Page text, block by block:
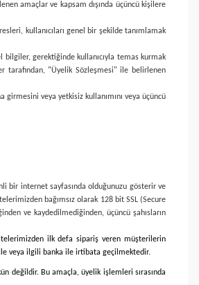
amaçlar ve kapsam dışında üçüncü kişilere
kullanıcıları genel bir şekilde tanımlamak
gerektiğinde kullanıcıyla temas kurmak
tarafından, "Üyelik Sözleşmesi" ile belirlenen
veya yetkisiz kullanımını veya üçüncü
bir internet sayfasında olduğunuzu gösterir ve
bağımsız olarak 128 bit SSL (Secure
ve kaydedilmediğinden, üçüncü şahısların
ilk defa sipariş veren müşterilerin
veya ilgili banka ile irtibata geçilmektedir.
değildir. Bu amaçla, üyelik işlemleri sırasında